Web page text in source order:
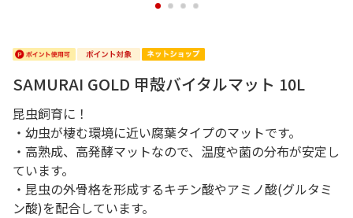
1 2 3 4
SAMURAI GOLD 甲殻バイタルマット 10L
昆虫飼育に！
・幼虫が棲む環境に近い腐葉タイプのマットです。
・高熟成、高発酵マットなので、温度や菌の分布が安定し
ています。
・昆虫の外骨格を形成するキチン酸やアミノ酸(グルタミ
ン酸)を配合しています。